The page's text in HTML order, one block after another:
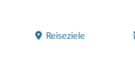
Reiseziele